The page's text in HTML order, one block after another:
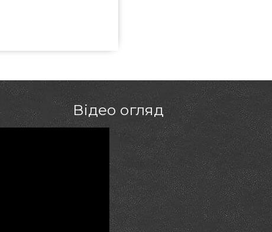
магазині grillpoint.com.ua
Відео огляд